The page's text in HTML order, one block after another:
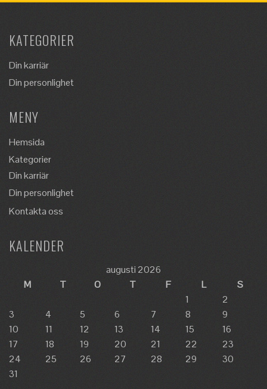
En andra karriär: starta
Du vill göra något nytt i livet, ta ett kliv i
karriären, men har inte rätt utbildning...
KATEGORIER
Din karriär
Din personlighet
MENY
Hemsida
Kategorier
Din karriär
Din personlighet
Kontakta oss
KALENDER
augusti 2026
M
T O T F L
S
1
2
3
4 5 6 7 8
9
10
11 12 13 14 15
16
17
18 19 20 21 22
23
24
25 26 27 28 29
30
31